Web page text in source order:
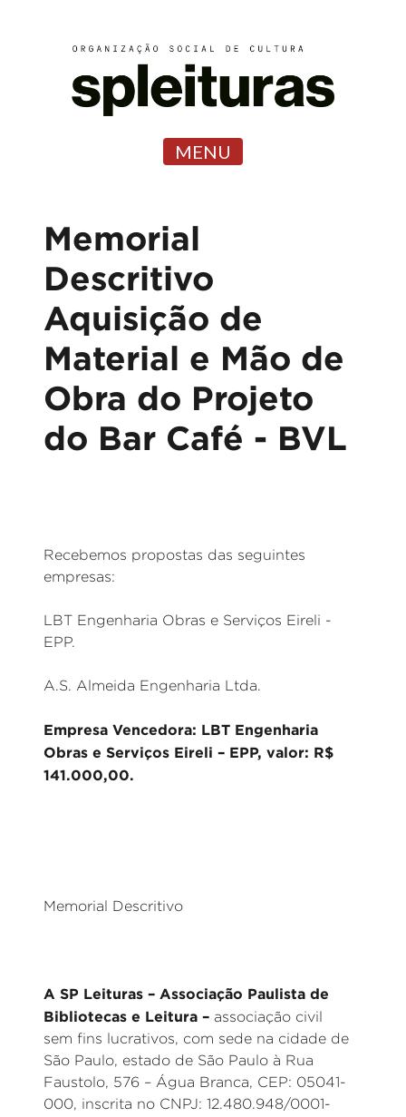
MENU
Memorial
Descritivo
Aquisição de
Material e Mão de
Obra do Projeto
do Bar Café - BVL
Recebemos propostas das seguintes
empresas:
LBT Engenharia Obras e Serviços Eireli -
EPP.
A.S. Almeida Engenharia Ltda.
Empresa Vencedora: LBT Engenharia
Obras e Serviços Eireli – EPP, valor: R$
141.000,00.
Memorial Descritivo
A SP Leituras – Associação Paulista de
Bibliotecas e Leitura – associação civil
sem fins lucrativos, com sede na cidade de
São Paulo, estado de São Paulo à Rua
Faustolo, 576 – Água Branca, CEP: 05041-
000, inscrita no CNPJ: 12.480.948/0001-